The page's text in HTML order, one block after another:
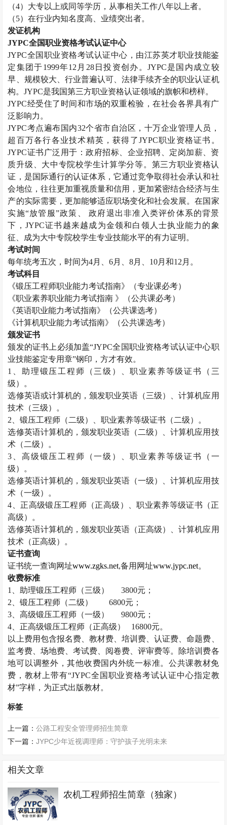
（4）大专以上或同等学历，从事相关工作八年以上者。
（5）在行业内知名度高、业绩突出者。
发证机构
JYPC全国职业资格考试认证中心
JYPC全国职业资格考试认证中心，由江苏英才职业技能鉴
定集团于1999年12 月 28日投资创办。 JYPC是国内成立较
早、规模较大、行业普遍认可、法律手续齐全的职业认证机
构。JYPC是我国第三方职业资格认证领域的旗帜和榜样。
JYPC经受住了时间和市场的双重检验，在社会各界具有广
泛影响力。
JYPC考点遍布国内32个省市自治区，十万企业管理人员，
超百万各行各业技术精英，获得了JYPC职业资格证书。
JYPC证书广泛用于：政府招标、企业招聘、定岗加薪、资
质升级、大中专院校学生计算学分等。第三方职业资格认
证，是国际通行的认证体系，它通过竞争取得社会承认和社
会地位，往往更加重视质量和信用，更加紧密结合经济与生
产的实际需要，更加能够适应职场变化和社会发展。在国家
实施“放管服”政策、 政府退出非准入类评价体系的背景
下， JYPC证书越来越成为金领和白领人士执业能力的象
征、成为大中专院校学生专业技能水平的有力证明。
考试时间
每年统考五次，时间为4月、6月、8月、 10月和12 月。
考试科目
《锻压工程师职业能力考试指南》（专业课必考）
《职业素养职业能力考试指南 》（公共课必考）
《英语职业能力考试指南》（公共课选考）
《计算机职业能力考试指南》（公共课选考）
颁发证书
颁发的证书上必须加盖“JYPC全国职业资格考试认证中心职
业技能鉴定专用章”钢印，方才有效。
1
、助理锻压工程师（三级）、职业素养等级证书（三
级）。
选修英语或计算机的，颁发职业英语（三级）、计算机应用
技术（三级）。
2 、锻压工程师（二级）、职业素养等级证书（二级）。
选修英语计算机的，颁发职业英语（二级）、计算机应用技
术（二级）。
3 、高级锻压工程师（一级）、职业素养等级证书（一
级）。
选修英语计算机的，颁发职业英语（一级）、计算机应用技
术（一级）。
4 、正高级锻压工程师（正高级）、职业素养等级证书（正
高级）。
选修英语计算机的，颁发职业英语（正高级）、计算机应用
技术（正高级）。
证书查询
证书统一查询网址www.zgks.net,备用网址www.jypc.net。
收费标准
1
、助理锻压工程师（三级） 3800元；
2 、锻压工程师（二级） 6800元；
3 、高级锻压工程师（一级） 9800元；
4 、正高级锻压工程师（正高级） 16800元。
以上费用包含报名费、教材费、培训费、认证费、命题费、
监考费、场地费、考试费、阅卷费、评审费等。除培训费各
地可以调整外，其他收费国内外统一标准。公共课教材免
费，教材上带有“JYPC全国职业资格考试认证中心指定教
材”字样，为正式出版教材。
标签
上一篇：公路工程安全管理师招生简章
下一篇：JYPC少年近视调理师：守护孩子光明未来
相关文章
农机工程师招生简章（独家）